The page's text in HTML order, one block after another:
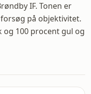
IF. Tonen er
på objektivitet.
og 100 procent gul og